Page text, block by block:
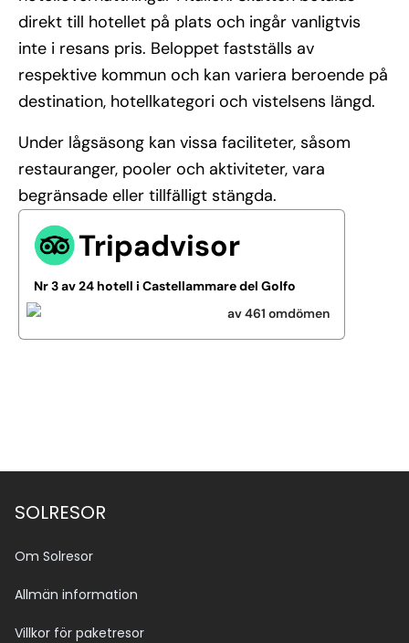
direkt till hotellet på plats och ingår vanligtvis
inte i resans pris. Beloppet fastställs av
respektive kommun och kan variera beroende på
destination, hotellkategori och vistelsens längd.
Under lågsäsong kan vissa faciliteter, såsom
restauranger, pooler och aktiviteter, vara
begränsade eller tillfälligt stängda.
Tripadvisor
Nr 3 av 24 hotell i Castellammare del Golfo
av 461 omdömen
SOLRESOR
Om Solresor
Allmän information
Villkor för paketresor